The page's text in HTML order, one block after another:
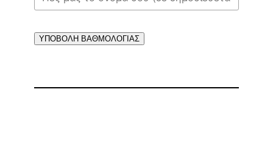
ΥΠΟΒΟΛΗ ΒΑΘΜΟΛΟΓΙΑΣ